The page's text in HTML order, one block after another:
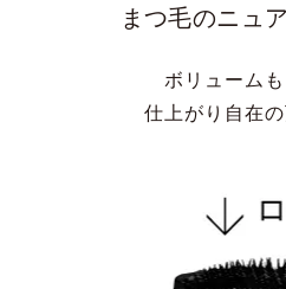
まつ毛のニュ
ボリューム
仕上がり自在